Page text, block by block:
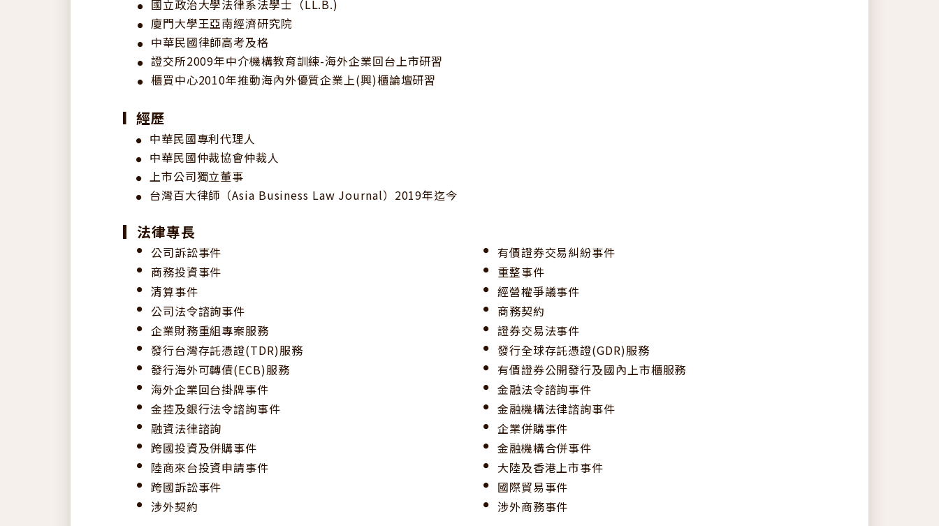
● 國立政治大學法律系法學士（LL.B.)
● 廈門大學王亞南經濟研究院
● 中華民國律師高考及格
● 證交所2009年中介機構教育訓練-海外企業回台上市研習
● 櫃買中心2010年推動海內外優質企業上(興)櫃論壇研習
▎ 經歷
● 中華民國專利代理人
● 中華民國仲裁協會仲裁人
● 上市公司獨立董事
● 台灣百大律師（Asia Business Law Journal）2019年迄今
法律專長
公司訴訟事件
有價證券交易糾紛事件
商務投資事件
重整事件
清算事件
經營權爭議事件
公司法令諮詢事件
商務契約
企業財務重組專案服務
證券交易法事件
發行台灣存託憑證(TDR)服務
發行全球存託憑證(GDR)服務
發行海外可轉債(ECB)服務
有價證券公開發行及國內上市櫃服務
海外企業回台掛牌事件
金融法令諮詢事件
金控及銀行法令諮詢事件
金融機構法律諮詢事件
融資法律諮詢
企業併購事件
跨國投資及併購事件
金融機構合併事件
陸商來台投資申請事件
大陸及香港上市事件
跨國訴訟事件
國際貿易事件
涉外契約
涉外商務事件